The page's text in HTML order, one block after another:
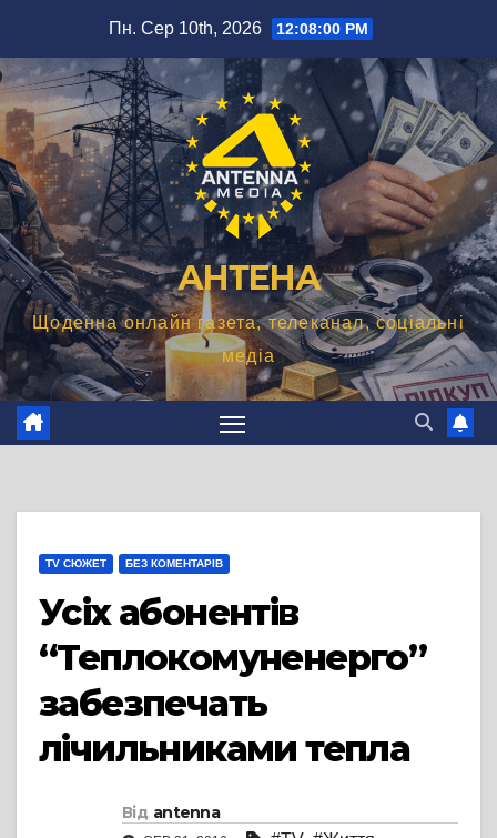
вмісту
Пн. Сер 10th, 2026 12:08:01 PM
АНТЕНА
Щоденна онлайн газета, телеканал, соціальні
медіа
TV СЮЖЕТ БЕЗ КОМЕНТАРІВ
Усіх абонентів
“Теплокомуненерго”
забезпечать
лічильниками тепла
Від antenna